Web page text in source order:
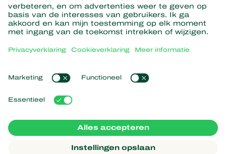
Partners with Nature
Roofmijten
Roofinsecten
Nuttige nematoden
Nuttige micro-organismen
Gewasbescherming
Nieuws en informatie
Duurzaamheid
Werken bij Koppert
Contact
Populaire links
Ervaringen van klanten
Koppert One
Koppert Global
Cookies beheren